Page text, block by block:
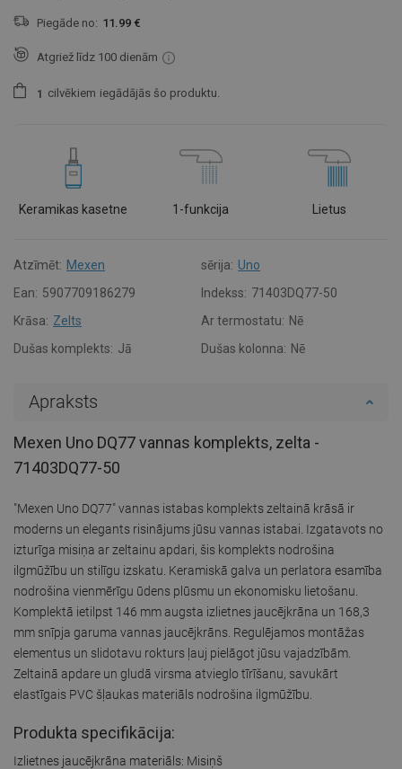
Piegāde no: 11.99 €
Atgriež līdz 100 dienām
1 cilvēkiem iegādājās šo produktu.
Keramikas kasetne 1-funkcija Lietus
Atzīmēt: Mexen sērija: Uno
Ean: 5907709186279 Indekss: 71403DQ77-50
Krāsa: Zelts Ar termostatu: Nē
Dušas komplekts: Jā Dušas kolonna: Nē
Apraksts
Mexen Uno DQ77 vannas komplekts, zelta -
71403DQ77-50
"Mexen Uno DQ77" vannas istabas komplekts zeltainā krāsā ir
moderns un elegants risinājums jūsu vannas istabai. Izgatavots no
izturīga misiņa ar zeltainu apdari, šis komplekts nodrošina
ilgmūžību un stilīgu izskatu. Keramiskā galva un perlatora esamība
nodrošina vienmērīgu ūdens plūsmu un ekonomisku lietošanu.
Komplektā ietilpst 146 mm augsta izlietnes jaucējkrāna un 168,3
mm snīpja garuma vannas jaucējkrāns. Regulējamos montāžas
elementus un slidotavu rokturs ļauj pielāgot jūsu vajadzībām.
Zeltainā apdare un gludā virsma atvieglo tīrīšanu, savukārt
elastīgais PVC šļaukas materiāls nodrošina ilgmūžību.
Produkta specifikācija:
Izlietnes jaucējkrāna materiāls: Misiņš